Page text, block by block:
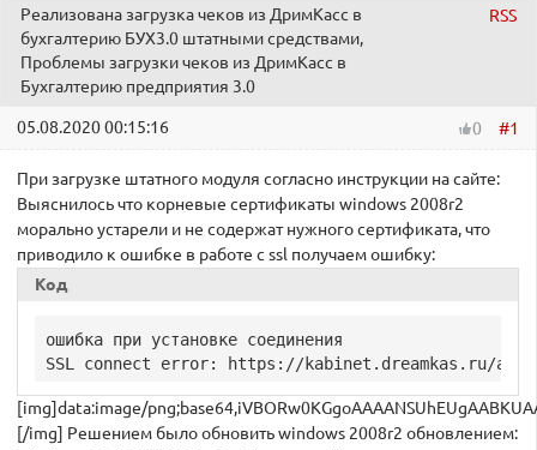
RSS
Реализована загрузка чеков из ДримКасс в
бухгалтерию БУХ3.0 штатными средствами,
Проблемы загрузки чеков из ДримКасс в
Бухгалтерию предприятия 3.0
#1
0
05.08.2020 00:15:16
При загрузке штатного модуля согласно инструкции на сайте:
Выяснилось что корневые сертификаты windows 2008r2
морально устарели и не содержат нужного сертификата, что
приводило к ошибке в работе с ssl получаем ошибку:
Код
ошибка при установке соединения